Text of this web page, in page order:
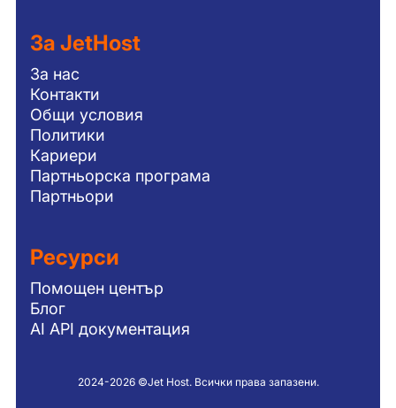
За JetHost
За нас
Контакти
Общи условия
Политики
Кариери
Партньорска програма
Партньори
Ресурси
Помощен център
Блог
AI API документация
2024-2026 ©Jet Host. Всички права запазени.